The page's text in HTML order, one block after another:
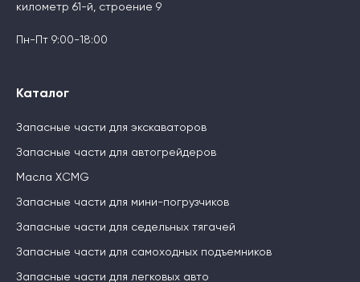
километр 61-й, строение 9
Пн-Пт 9:00-18:00
Каталог
Запасные части для экскаваторов
Запасные части для автогрейдеров
Масла XCMG
Запасные части для мини-погрузчиков
Запасные части для седельных тягачей
Запасные части для самоходных подъемников
Запасные части для легковых авто